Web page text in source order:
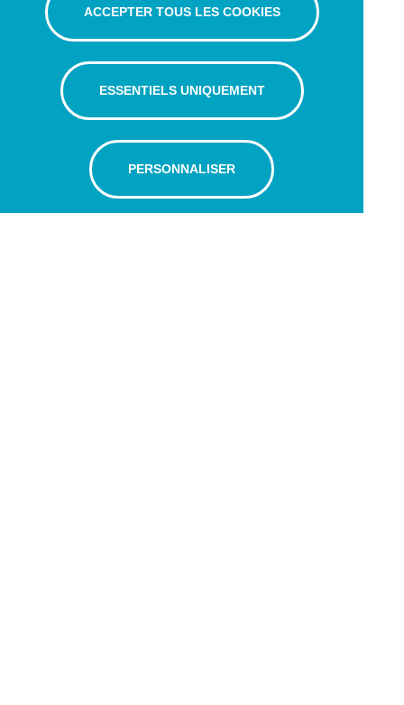
ACCEPTER TOUS LES COOKIES
ESSENTIELS UNIQUEMENT
PERSONNALISER